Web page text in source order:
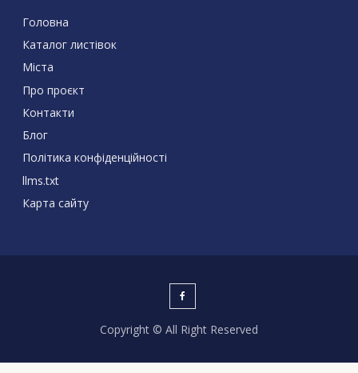
Головна
Каталог листівок
Міста
Про проєкт
Контакти
Блог
Політика конфіденційності
llms.txt
Карта сайту
Copyright © All Right Reserved